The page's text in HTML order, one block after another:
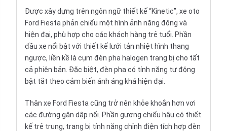
Được xây dựng trên ngôn ngữ thiết kế “Kinetic”, xe oto
Ford Fiesta phản chiếu một hình ảnh năng động và
hiện đại, phù hợp cho các khách hàng trẻ tuổi. Phần
đầu xe nổi bật với thiết kế lưới tản nhiệt hình thang
ngược, liền kề là cụm đèn pha halogen trang bị cho tất
cả phiên bản. Đặc biệt, đèn pha có tính năng tự động
bật tắt theo cảm biến ánh áng khá hiện đại.
Thân xe Ford Fiesta cũng trở nên khỏe khoắn hơn vơi
các đường gân dập nổi. Phần gương chiếu hậu có thiết
kế trẻ trung, trang bị tính năng chỉnh điện tích hợp đèn